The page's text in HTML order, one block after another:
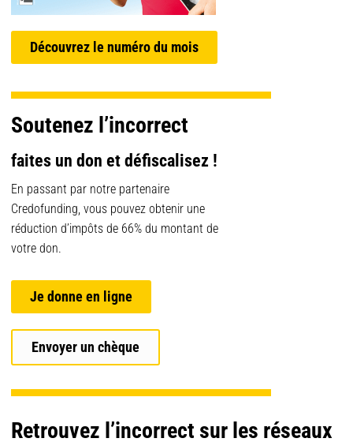
Découvrez le numéro du mois
Soutenez l’incorrect
faites un don et défiscalisez !
En passant par notre partenaire
Credofunding, vous pouvez obtenir une
réduction d’impôts de 66% du montant de
votre don.
Je donne en ligne
Envoyer un chèque
Retrouvez l’incorrect sur les réseaux